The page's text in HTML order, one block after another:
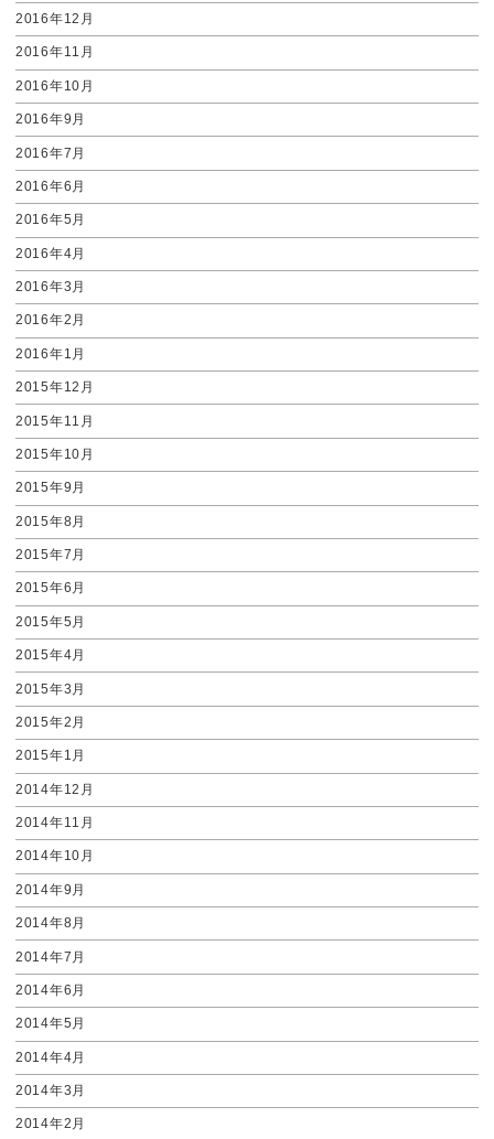
2016年12月
2016年11月
2016年10月
2016年9月
2016年7月
2016年6月
2016年5月
2016年4月
2016年3月
2016年2月
2016年1月
2015年12月
2015年11月
2015年10月
2015年9月
2015年8月
2015年7月
2015年6月
2015年5月
2015年4月
2015年3月
2015年2月
2015年1月
2014年12月
2014年11月
2014年10月
2014年9月
2014年8月
2014年7月
2014年6月
2014年5月
2014年4月
2014年3月
2014年2月